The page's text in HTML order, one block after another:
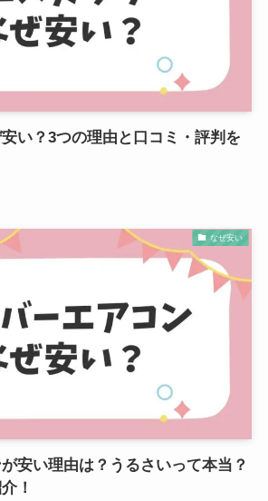
い？3つの理由と口コミ・評判を
なぜ安い
安い理由は？うるさいって本当？
！